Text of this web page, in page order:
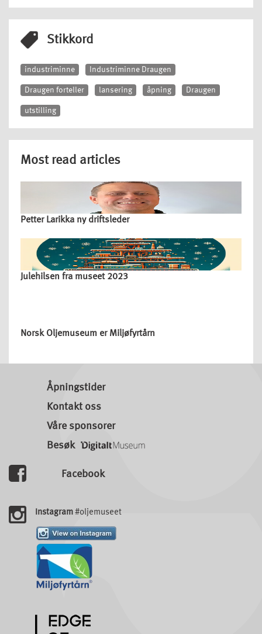
Stikkord
industriminne Industriminne Draugen
Draugen forteller lansering åpning Draugen
utstilling
Most read articles
Petter Larikka ny driftsleder
Julehilsen fra museet 2023
Norsk Oljemuseum er Miljøfyrtårn
Åpningstider
Kontakt oss
Våre sponsorer
Besøk
Facebook
Instagram#oljemuseet